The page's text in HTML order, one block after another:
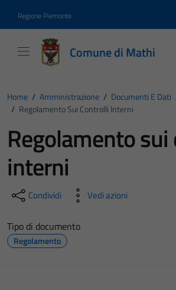
Regione Piemonte
Comune di Mathi
Home / Amministrazione / Documenti E Dati
/ Regolamento Sui Controlli Interni
Regolamento
interni
Condividi Vedi azioni
Tipo di documento
Regolamento